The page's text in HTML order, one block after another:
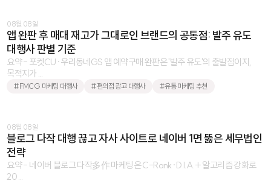
08월 08일
앱 완판 후 매대 재고가 그대로인 브랜드의 공통점: 발주 유도
대행사 판별 기준
요약 - 포켓CU·우리동네GS 앱 예약구매 완판은 '발주 유도'의 출발점이지,
목적지가 ...
#FMCG 마케팅 대행사 #편의점 광고 대행사 #유통 마케팅 추천
08월 08일
블로그 다작 대행 끊고 자사 사이트로 네이버 1면 뚫은 세무법인
전략
요약 - 네이버 블로그 다작多作 마케팅은 C-Rank·D.I.A.+ 알고리즘 강화로
20 ...